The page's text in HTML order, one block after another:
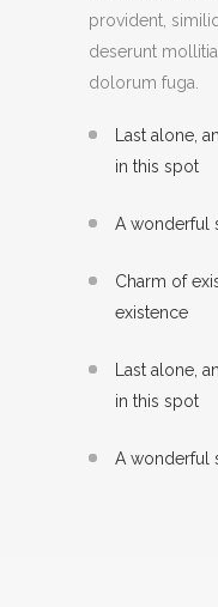
provident,
deserunt
dolorum fuga.
Last alone,
in this spot
A wonderful
Charm of
existence
Last alone,
in this spot
A wonderful